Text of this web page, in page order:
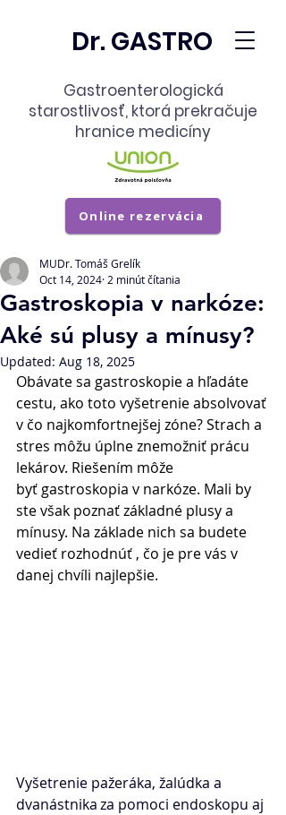
Dr. GASTRO
Gastroenterologická
starostlivosť, ktorá prekračuje
hranice medicíny
Online rezervácia
Gastroskopia v narkóze:
Aké sú plusy a mínusy?
MUDr. Tomáš Grelík
Oct 14, 2024 2 minút čítania
Updated: Aug 18, 2025
Obávate sa gastroskopie a hľadáte
cestu, ako toto vyšetrenie absolvovať
v čo najkomfortnejšej zóne? Strach a
stres môžu úplne znemožniť prácu
lekárov. Riešením môže
byť gastroskopia v narkóze. Mali by
ste však poznať základné plusy a
mínusy. Na základe nich sa budete
vedieť rozhodnúť , čo je pre vás v
danej chvíli najlepšie.
Vyšetrenie pažeráka, žalúdka a
dvanástnika za pomoci endoskopu aj